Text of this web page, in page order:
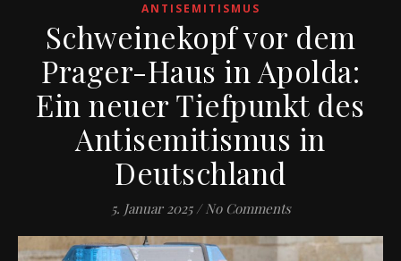
ANTISEMITISMUS
Schweinekopf vor dem
Prager-Haus in Apolda:
Ein neuer Tiefpunkt des
Antisemitismus in
Deutschland
5. Januar 2025 / No Comments